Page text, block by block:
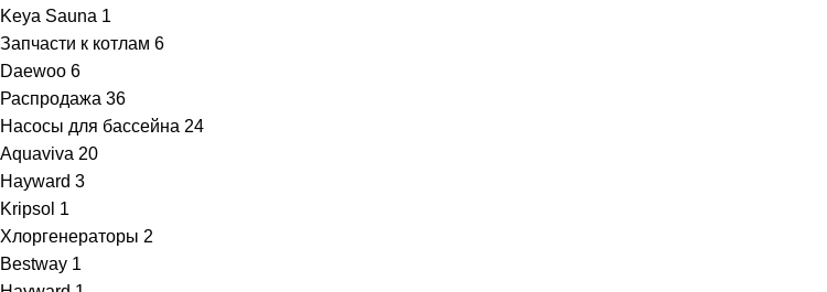
Keya Sauna 1
Запчасти к котлам 6
Daewoo 6
Распродажа 36
Насосы для бассейна 24
Aquaviva 20
Hayward 3
Kripsol 1
Хлоргенераторы 2
Bestway 1